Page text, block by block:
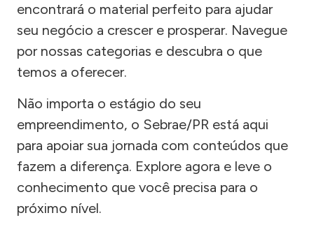
encontrará o material perfeito para ajudar
seu negócio a crescer e prosperar. Navegue
por nossas categorias e descubra o que
temos a oferecer.
Não importa o estágio do seu
empreendimento, o Sebrae/PR está aqui
para apoiar sua jornada com conteúdos que
fazem a diferença. Explore agora e leve o
conhecimento que você precisa para o
próximo nível.